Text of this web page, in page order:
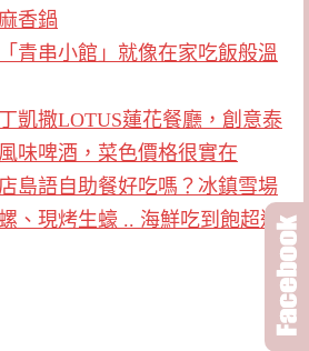
香鍋
青串小館」就像在家吃飯般溫
凱撒LOTUS蓮花餐廳，創意泰
味啤酒，菜色價格很實在
島語自助餐好吃嗎？冰鎮雪場
、現烤生蠔 .. 海鮮吃到飽超過